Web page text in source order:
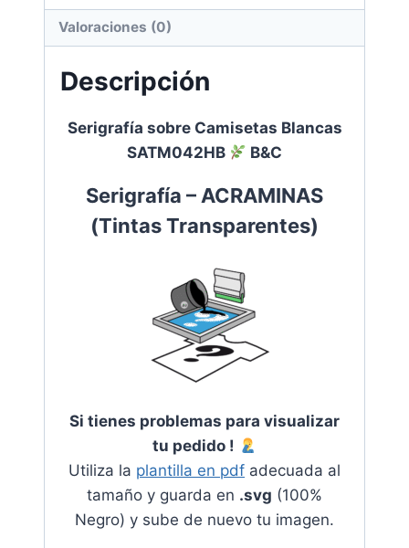
Valoraciones (0)
Descripción
Serigrafía sobre Camisetas Blancas
SATM042HB
B&C
Serigrafía – ACRAMINAS
(Tintas Transparentes)
Si tienes problemas para visualizar
tu pedido !
Utiliza la plantilla en pdf adecuada al
tamaño y guarda en .svg (100%
Negro) y sube de nuevo tu imagen.